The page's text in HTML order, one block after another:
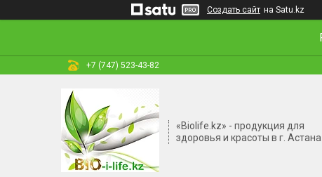
Создать сайт на Satu.kz
+7 (747) 523-43-82
«Biolife.kz» - продукция для
здоровья и красоты в г. Астана